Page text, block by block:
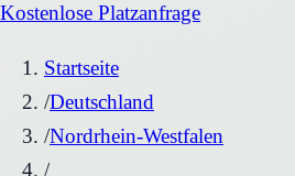
Kostenlose Platzanfrage
Startseite
/Deutschland
/Nordrhein-Westfalen
/